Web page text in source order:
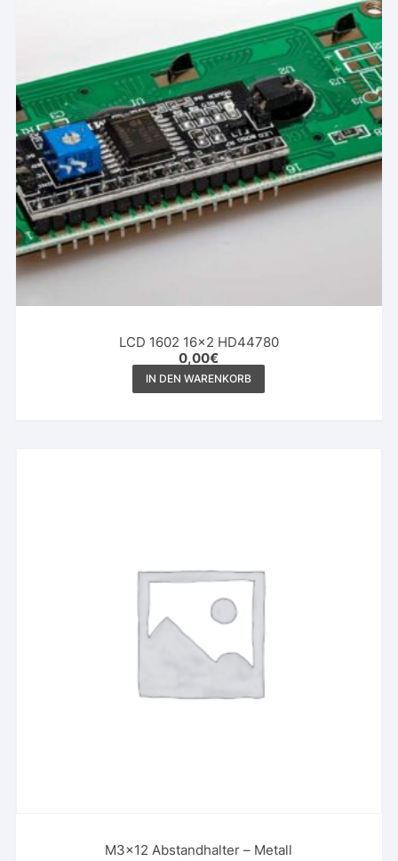
LCD 1602 16×2 HD44780
0,00€
IN DEN WARENKORB
M3x12 Abstandhalter – Metall